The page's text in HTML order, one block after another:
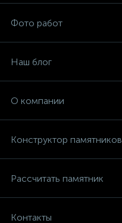
Фото работ
Наш блог
О компании
Конструктор памятников
Рассчитать памятник
Контакты